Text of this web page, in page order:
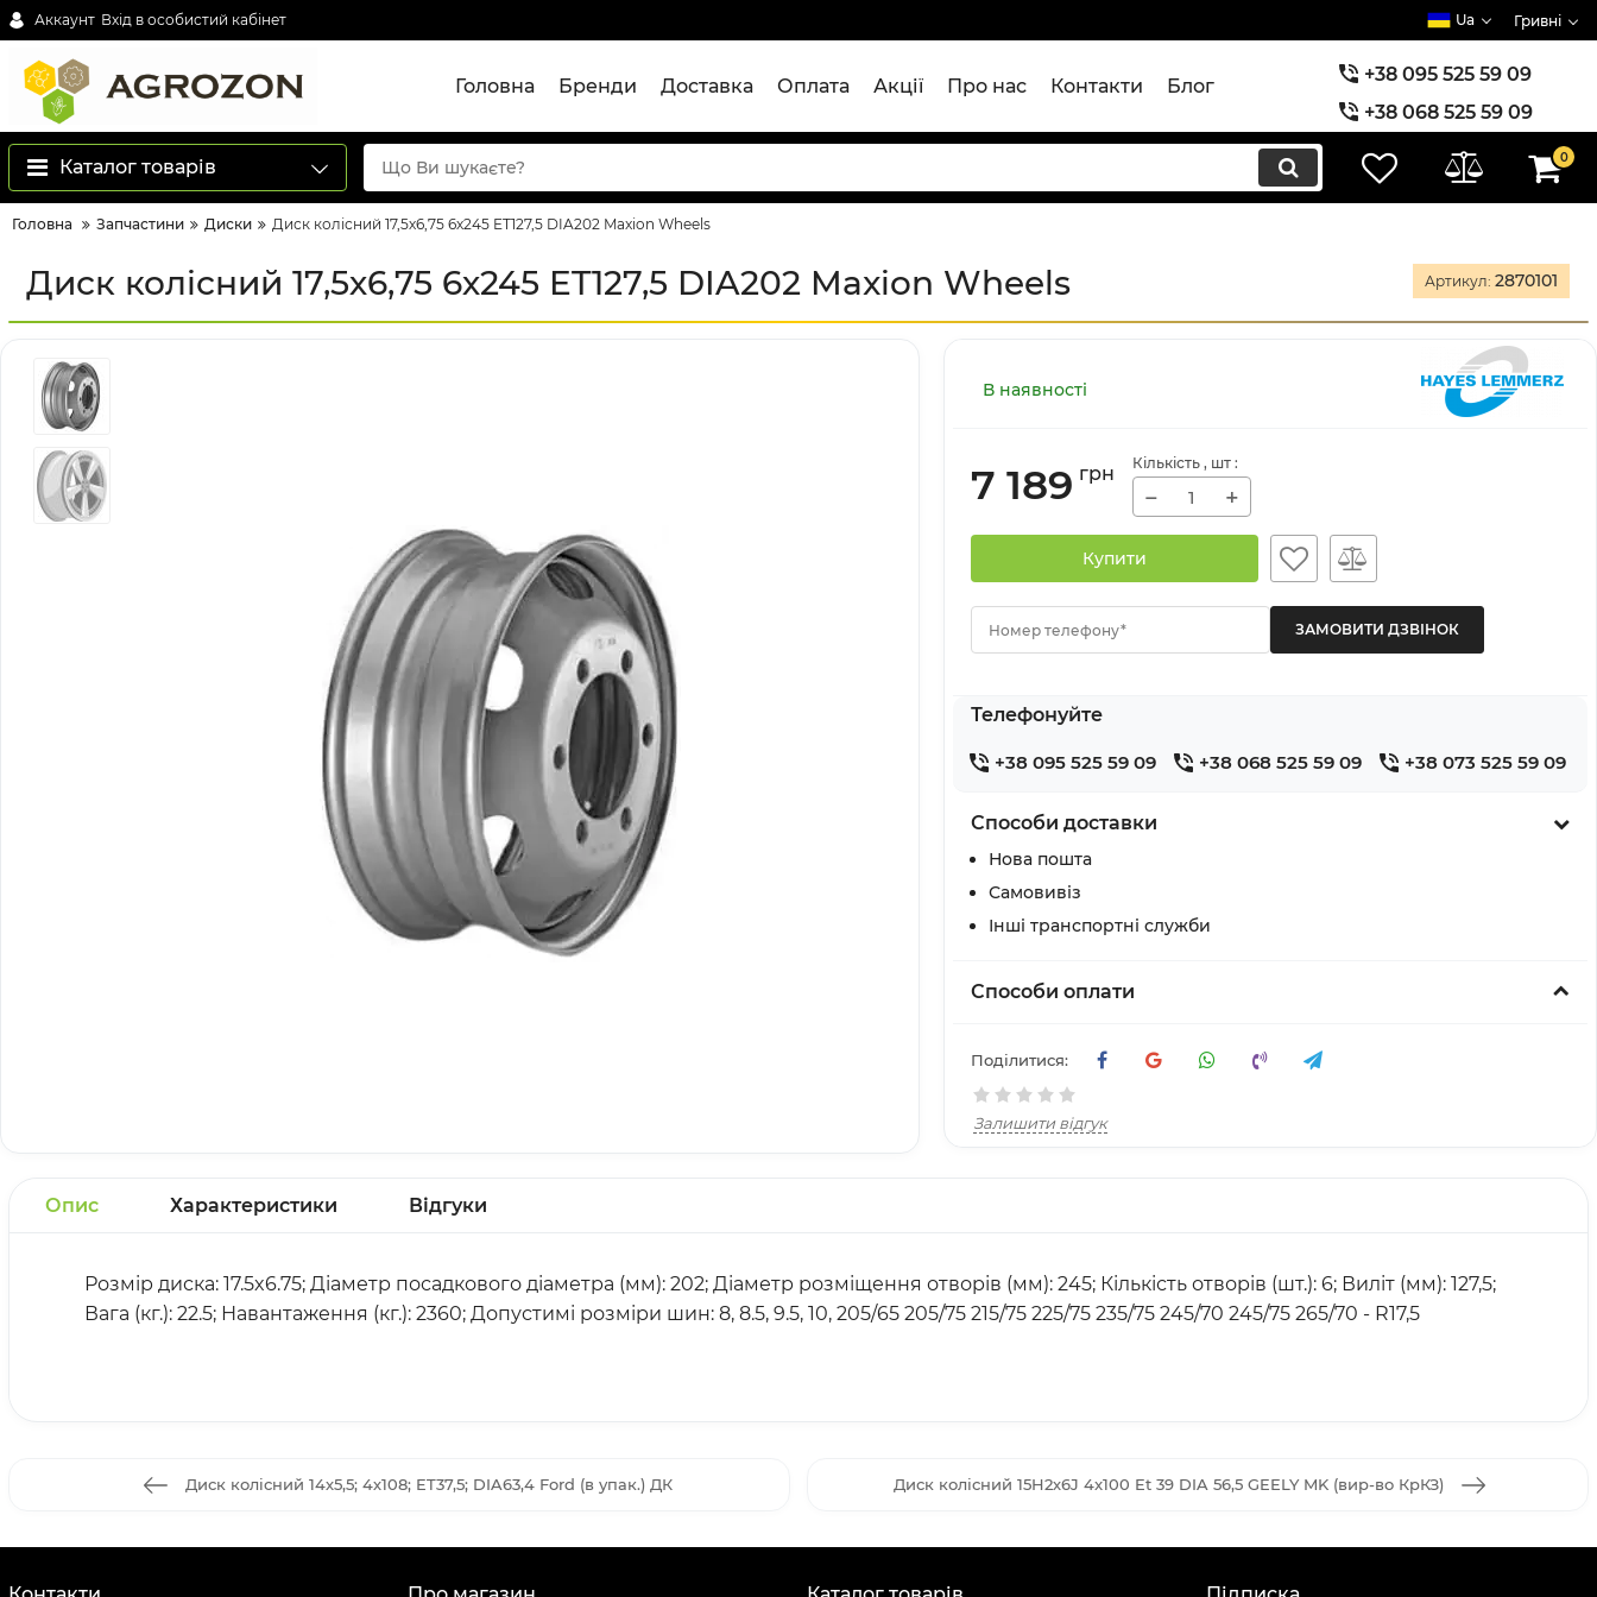
Аккаунт Вхід в особистий кабінет Ua Гривні
Головна Бренди Доставка Оплата Акції Про нас Контакти Блог
+38 095 525 59 09
+38 068 525 59 09
+38 073 525 59 09
Каталог товарів 0
Головна Запчастини Диски Диск колісний 17,5х6,75 6х245 ET127,5 DIA202 Maxion Wheels
Диск колісний 17,5х6,75 6х245 ET127,5 DIA202 Maxion Wheels Артикул: 2870101
В наявності
7 189 грн Кількість , шт :
− +
Купити
Номер телефону*
Телефонуйте
+38 095 525 59 09 +38 068 525 59 09 +38 073 525 59 09
Способи доставки
Нова пошта
Самовивіз
Інші транспортні служби
Способи оплати
Поділитися:
Залишити відгук
Опис Характеристики Відгуки
Розмір диска: 17.5x6.75; Діаметр посадкового діаметра (мм): 202; Діаметр розміщення отворів (мм): 245; Кількість отворів (шт.): 6; Виліт (мм): 127,5;
Вага (кг.): 22.5; Навантаження (кг.): 2360; Допустимі розміри шин: 8, 8.5, 9.5, 10, 205/65 205/75 215/75 225/75 235/75 245/70 245/75 265/70 - R17,5
Диск колiсний 14х5,5; 4х108; ET37,5; DIA63,4 Ford (в упак.) ДК Диск колісний 15H2х6J 4x100 Et 39 DIA 56,5 GEELY MK (вир-во КрКЗ)